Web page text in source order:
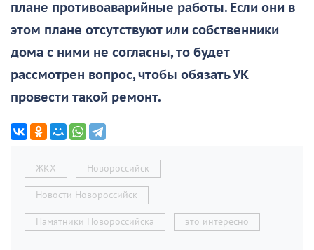
плане противоаварийные работы. Если они в
этом плане отсутствуют или собственники
дома с ними не согласны, то будет
рассмотрен вопрос, чтобы обязать УК
провести такой ремонт.
ЖКХ Новороссийск
Новости Новороссийск
Памятники Новороссийска это интересно